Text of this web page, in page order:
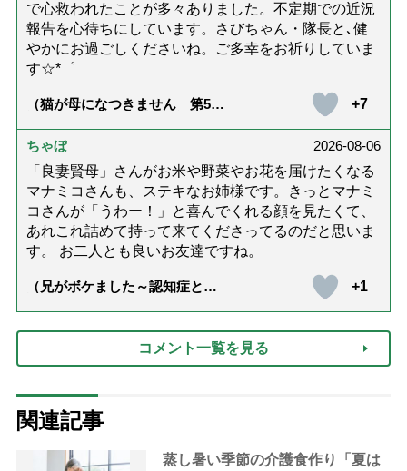
で心救われたことが多々ありました。不定期での近況
報告を心待ちにしています。さびちゃん・隊長と､健
やかにお過ごしくださいね。ご多幸をお祈りしていま
す☆*゜
（猫が母になつきません 第500
+7
ちゃぼ
2026-08-06
「良妻賢母」さんがお米や野菜やお花を届けたくなる
マナミコさんも、ステキなお姉様です。きっとマナミ
コさんが「うわー！」と喜んでくれる顔を見たくて、
あれこれ詰めて持って来てくださってるのだと思いま
す。 お二人とも良いお友達ですね。
（兄がボケました～認知症と介
達』が届きました」）
+1
コメント一覧を見る
関連記事
蒸し暑い季節の介護食作り「夏は